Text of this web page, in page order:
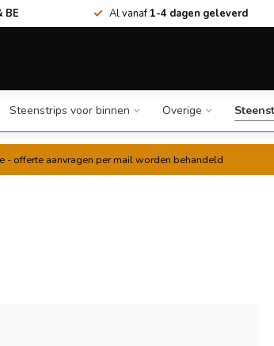
BE Al vanaf 1-4 dagen geleverd
Steenstrips voor binnen Overige
- offerte aanvragen per mail worden behandeld